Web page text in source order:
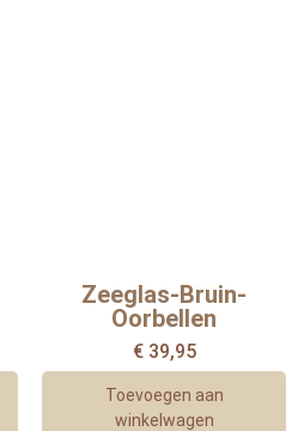
Zeeglas-Bruin-
Oorbellen
€39,95
Toevoegen aan
winkelwagen